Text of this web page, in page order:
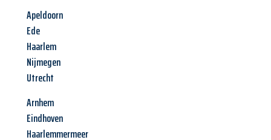
Apeldoorn
Ede
Haarlem
Nijmegen
Utrecht
Arnhem
Eindhoven
Haarlemmermeer